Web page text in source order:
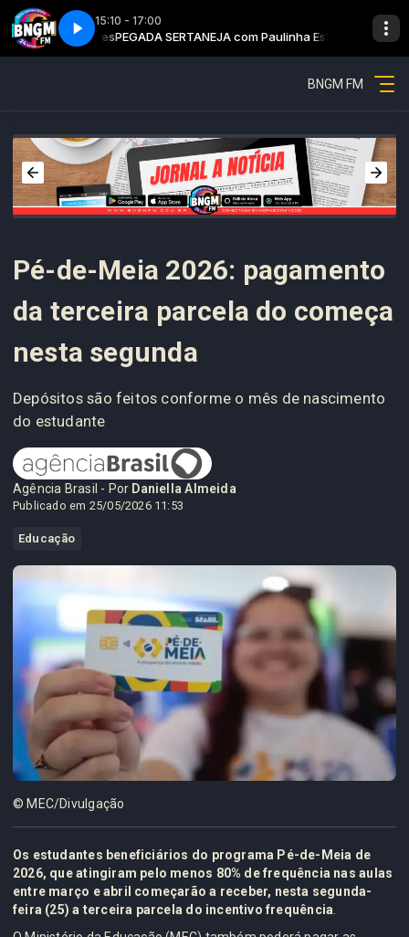
15:10 - 17:00
Esteves PEGADA SERTANEJA com Paulinha Esteves
Pegada sertaneja - Parte 1
BNGM FM
Pé-de-Meia 2026: pagamento
da terceira parcela do começa
nesta segunda
Depósitos são feitos conforme o mês de nascimento
do estudante
Agência Brasil - Por Daniella Almeida
Publicado em 25/05/2026 11:53
Educação
© MEC/Divulgação
Os estudantes beneficiários do programa Pé-de-Meia de
2026, que atingiram pelo menos 80% de frequência nas aulas
entre março e abril começarão a receber, nesta segunda-
feira (25) a terceira parcela do incentivo frequência